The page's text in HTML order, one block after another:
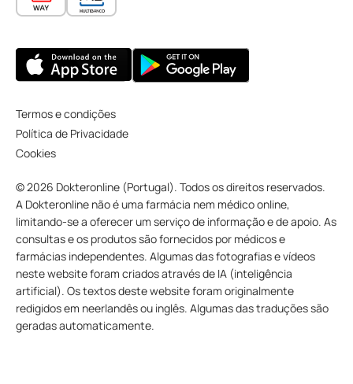
Termos e condições
Política de Privacidade
Cookies
© 2026 Dokteronline (Portugal). Todos os direitos reservados.
A Dokteronline não é uma farmácia nem médico online,
limitando-se a oferecer um serviço de informação e de apoio. As
consultas e os produtos são fornecidos por médicos e
farmácias independentes. Algumas das fotografias e vídeos
neste website foram criados através de IA (inteligência
artificial). Os textos deste website foram originalmente
redigidos em neerlandês ou inglês. Algumas das traduções são
geradas automaticamente.